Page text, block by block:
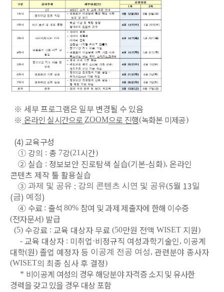
※ 세부 프로그램은 일부 변경될 수 있음
※ 온라인 실시간으로ZOOM으로 진행(녹화본 미제공)
(4)교육구성
① 강의 : 총 7강(21 시간)
②실습 : 정보보안 진로탐색 실습(기본-심화), 온라인
콘텐츠 제작 툴 활용실습
③ 과제 및 공유 : 강의 콘텐츠 시연 및 공유(5월 13일
(금) 예정)
④ 수료 : 출석 80% 참여 및 과제 제출자에 한해 이수증
(전자문서) 발급
(5) 수강료 : 교육 대상자 무료 (50만원 전액 WISET 지원)
- 교육 대상자 : 미취업 ·비정규직 여성과학기술인, 이공계
대학(원) 졸업 예정자 등 이공계 전공 여성, 관련분야 종사자
(WISET의 최종 심사 후 결정)
* 비이공계 여성의 경우 해당분야 자격증 소지 및 유사한
경력을 갖고 있을 경우 대상 포함